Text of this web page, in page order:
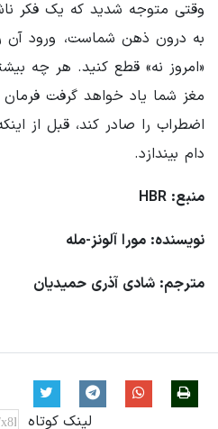
وقتی متوجه شدید که یک فکر
به درون ذهن شماست، ورود آن
«امروز نه» قطع کنید. هر چه
مغز شما یاد خواهد گرفت
اضطراب را صادر کند، قبل از
دام بیندازد.
منبع: HBR
نویسنده: مورا آلونز-مله
مترجم: شادی آذری حمیدیان
لینک کوتاه